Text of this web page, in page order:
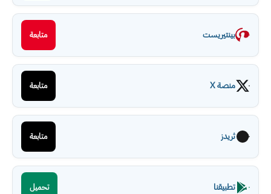
بينتيريست متابعة
منصة X متابعة
ثريدز متابعة
تطبيقنا تحميل